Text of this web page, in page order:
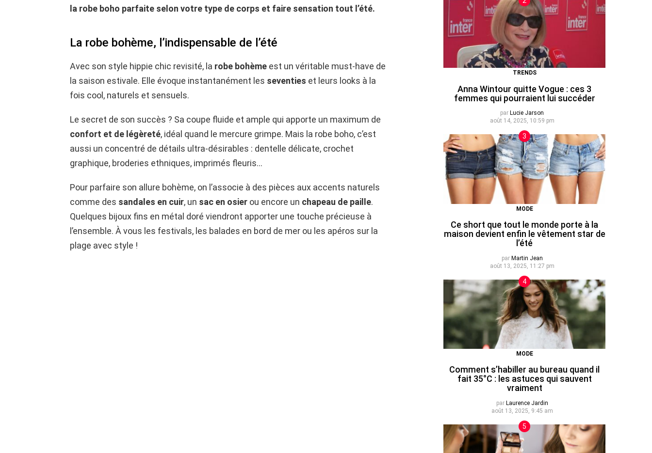
la robe boho parfaite selon votre type de corps et faire sensation tout l’été.
La robe bohème, l’indispensable de l’été
Avec son style hippie chic revisité, la robe bohème est un véritable must-have de
la saison estivale. Elle évoque instantanément les seventies et leurs looks à la
fois cool, naturels et sensuels.
Le secret de son succès ? Sa coupe fluide et ample qui apporte un maximum de
confort et de légèreté, idéal quand le mercure grimpe. Mais la robe boho, c’est
aussi un concentré de détails ultra-désirables : dentelle délicate, crochet
graphique, broderies ethniques, imprimés fleuris…
Pour parfaire son allure bohème, on l’associe à des pièces aux accents naturels
comme des sandales en cuir, un sac en osier ou encore un chapeau de paille.
Quelques bijoux fins en métal doré viendront apporter une touche précieuse à
l’ensemble. À vous les festivals, les balades en bord de mer ou les apéros sur la
plage avec style !
TRENDS
Anna Wintour quitte Vogue : ces 3
femmes qui pourraient lui succéder
par Lucie Jarson
août 14, 2025, 10:59 pm
MODE
Ce short que tout le monde porte à la
maison devient enfin le vêtement star de
l’été
par Martin Jean
août 13, 2025, 11:27 pm
MODE
Comment s’habiller au bureau quand il
fait 35°C : les astuces qui sauvent
vraiment
par Laurence Jardin
août 13, 2025, 9:45 am